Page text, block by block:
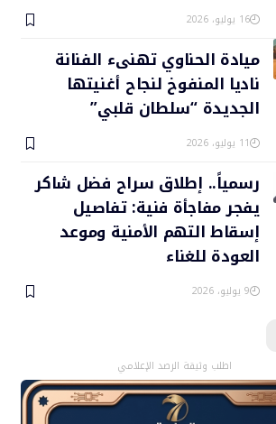
16 يوليو، 2026
ميادة الحناوي تهنىء الفنانة
ناديا المنفوخ لنجاح أغنيتها
الجديدة “سلطان قلبي”
11 يوليو، 2026
رسمياً.. إطلاق سراح فضل شاكر
يفجر مفاجأة فنية: تفاصيل
إسقاط التهم الأمنية وموعد
العودة للغناء
9 يوليو، 2026
اطلب وثيقة الرصد الإعلامي